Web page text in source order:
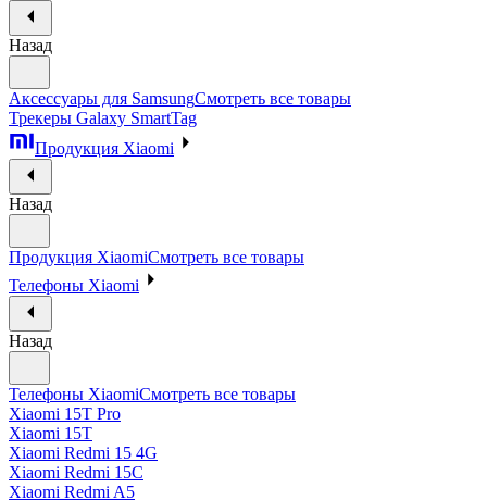
Назад
Аксессуары для SamsungСмотреть все товары
Трекеры Galaxy SmartTag
Продукция Xiaomi
Назад
Продукция XiaomiСмотреть все товары
Телефоны Xiaomi
Назад
Телефоны XiaomiСмотреть все товары
Xiaomi 15T Pro
Xiaomi 15T
Xiaomi Redmi 15 4G
Xiaomi Redmi 15C
Xiaomi Redmi A5